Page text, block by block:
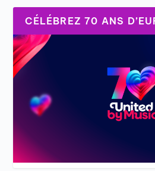
CÉLÉBREZ 70 ANS